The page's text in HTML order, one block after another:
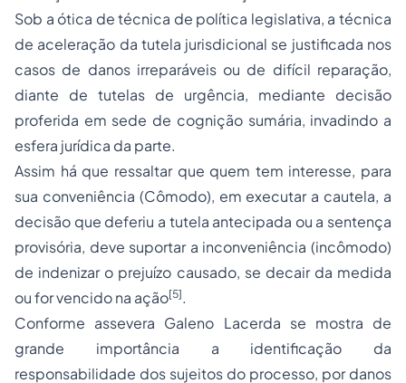
Sob a ótica de técnica de política legislativa, a técnica
de aceleração da tutela jurisdicional se justificada nos
casos de danos irreparáveis ou de difícil reparação,
diante de tutelas de urgência, mediante decisão
proferida em sede de cognição sumária, invadindo a
esfera jurídica da parte.
Assim há que ressaltar que quem tem interesse, para
sua conveniência (Cômodo), em executar a cautela, a
decisão que deferiu a tutela antecipada ou a sentença
provisória, deve suportar a inconveniência (incômodo)
de indenizar o prejuízo causado, se decair da medida
ou for vencido na ação[5].
Conforme assevera Galeno Lacerda se mostra de
grande importância a identificação da
responsabilidade dos sujeitos do processo, por danos